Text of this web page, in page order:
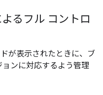
るフル コントロ
が表示されたときに、ブ
ンに対応するよう管理